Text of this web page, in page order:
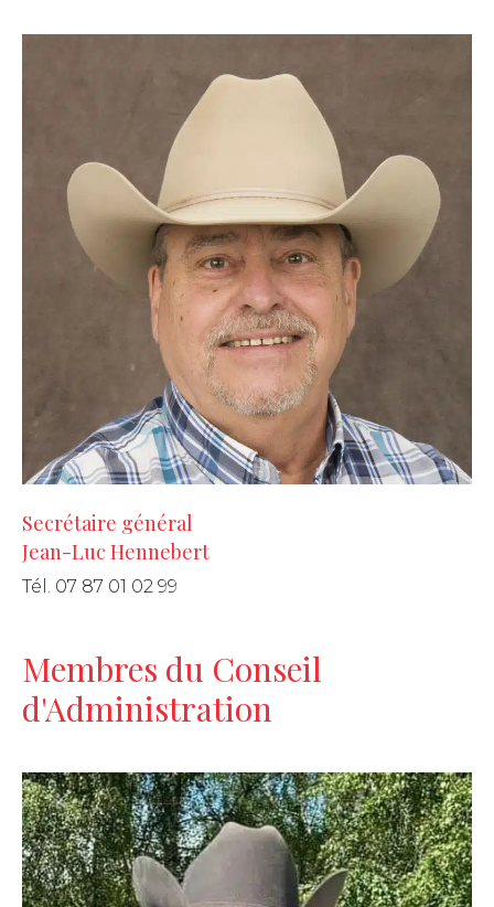
Secrétaire général
Jean-Luc Hennebert
Tél. 07 87 01 02 99
Membres du Conseil
d'Administration